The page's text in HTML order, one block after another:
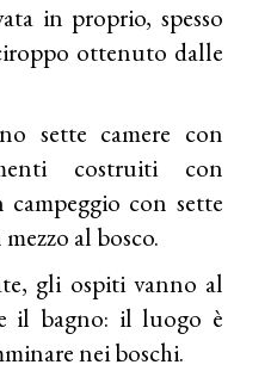
in proprio, spesso
ottenuto dalle
sette camere con
costruiti con
con sette
al bosco.
gli ospiti vanno al
il bagno: il luogo è
nei boschi.